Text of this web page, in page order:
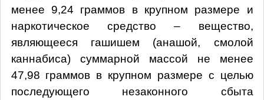
менее 9,24 граммов в крупном размере и
наркотическое средство – вещество,
являющееся гашишем (анашой, смолой
каннабиса) суммарной массой не менее
47,98 граммов в крупном размере с целью
последующего незаконного сбыта